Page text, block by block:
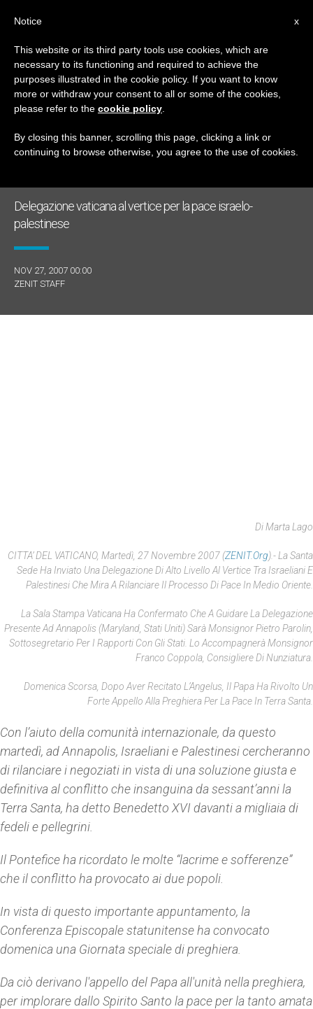
GIORNO
Novembre 27th, 2007
ULTIME NOTIZIE
Delegazione vaticana al vertice per la pace israelo-
palestinese
NOV 27, 2007 00:00
ZENIT STAFF
Di Marta Lago
CITTA’ DEL VATICANO, Martedì, 27 Novembre 2007 (ZENIT.org).- La Santa
Sede Ha Inviato Una Delegazione Di Alto Livello Al Vertice Tra Israeliani E
Palestinesi Che Mira A Rilanciare Il Processo Di Pace In Medio Oriente.
La Sala Stampa Vaticana Ha Confermato Che A Guidare La Delegazione
Presente Ad Annapolis (Maryland, Stati Uniti) Sarà Monsignor Pietro Parolin,
Sottosegretario Per I Rapporti Con Gli Stati. Lo Accompagnerà Monsignor
Franco Coppola, Consigliere Di Nunziatura.
Domenica Scorsa, Dopo Aver Recitato L’Angelus, Il Papa Ha Rivolto Un
Forte Appello Alla Preghiera Per La Pace In Terra Santa.
Con l’aiuto della comunità internazionale, da questo
martedì, ad Annapolis, Israeliani e Palestinesi cercheranno
di rilanciare i negoziati in vista di una soluzione giusta e
definitiva al conflitto che insanguina da sessant’anni la
Terra Santa, ha detto Benedetto XVI davanti a migliaia di
fedeli e pellegrini.
Il Pontefice ha ricordato le molte “lacrime e sofferenze”
che il conflitto ha provocato ai due popoli.
In vista di questo importante appuntamento, la
Conferenza Episcopale statunitense ha convocato
domenica una Giornata speciale di preghiera.
Da ciò derivano l'appello del Papa all'unità nella preghiera,
per implorare dallo Spirito Santo la pace per la tanto amata
x
Notice
This website or its third party tools use cookies, which are
necessary to its functioning and required to achieve the
purposes illustrated in the cookie policy. If you want to know
more or withdraw your consent to all or some of the cookies,
please refer to the cookie policy
By closing this banner, scrolling this page, clicking a link or
continuing to browse otherwise, you agree to the use of cookies.